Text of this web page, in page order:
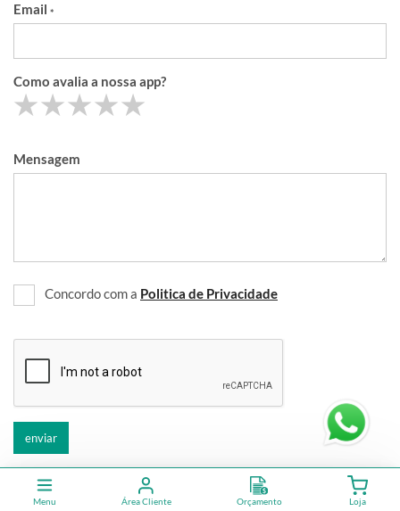
Email *
Como avalia a nossa app?
4 stars
3 stars
2 stars
1 star
Mensagem
Concordo com a Politica de Privacidade
enviar
Menu Área Cliente Orçamento Loja